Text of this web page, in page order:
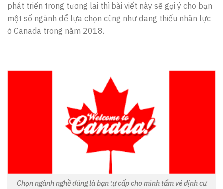
phát triển trong tương lai thì bài viết này sẽ gợi ý cho bạn
một số ngành để lựa chọn cũng như đang thiếu nhân lực
ở Canada trong năm 2018.
Chọn ngành nghề đúng là bạn tự cấp cho mình tấm vé định cư